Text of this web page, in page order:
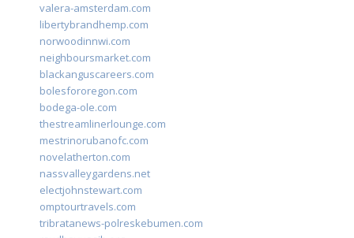
valera-amsterdam.com
libertybrandhemp.com
norwoodinnwi.com
neighboursmarket.com
blackanguscareers.com
bolesfororegon.com
bodega-ole.com
thestreamlinerlounge.com
mestrinorubanofc.com
novelatherton.com
nassvalleygardens.net
electjohnstewart.com
omptourtravels.com
tribratanews-polreskebumen.com